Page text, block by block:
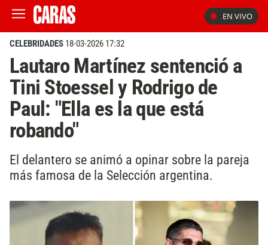
EN VIVO
CELEBRIDADES 18-03-2026 17:32
Lautaro Martínez sentenció a
Tini Stoessel y Rodrigo de
Paul: "Ella es la que está
robando"
El delantero se animó a opinar sobre la pareja
más famosa de la Selección argentina.